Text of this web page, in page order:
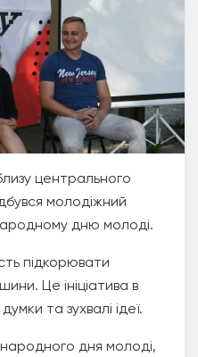
центрального
молодіжний
дню молоді.
підкорювати
Це ініціатива в
та зухвалі ідеї.
дня молоді,